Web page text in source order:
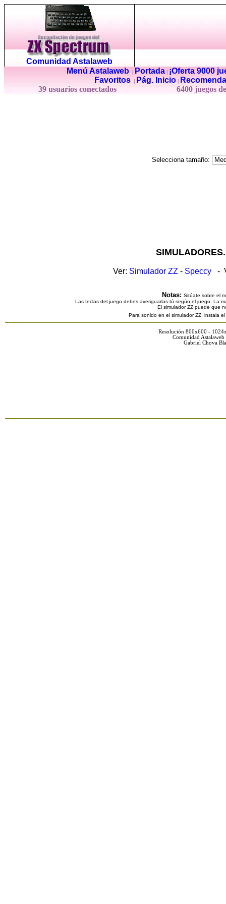
Comunidad Astalaweb
Menú Astalaweb| Portada|
¡Oferta 9000
Favoritos
Pág. Inicio
39 usuarios conectados
6400 juegos
Selecciona tamaño:
Ver: Simulador ZZ - Speccy -
Notas: Sitúate sobre el
Las teclas del juego debes averiguarlas tú según el juego. La
El simulador ZZ puede que
Para sonido en el simulador ZZ, instala
Resolución 800x600 -
Comunidad
Gabriel Chova